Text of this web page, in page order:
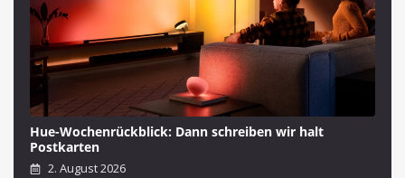
Hue-Wochenrückblick: Dann schreiben wir halt
Postkarten
2. August 2026